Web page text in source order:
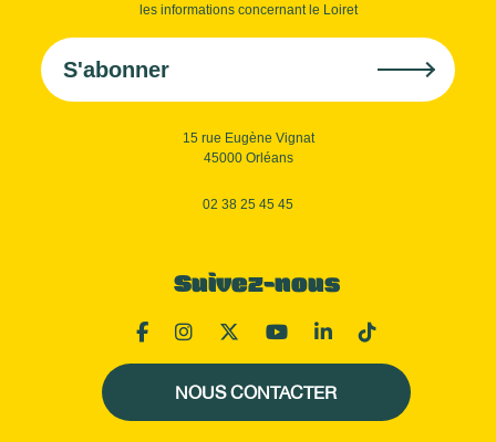
les informations concernant le Loiret
S'abonner
15 rue Eugène Vignat
45000 Orléans
02 38 25 45 45
Suivez-nous
NOUS CONTACTER